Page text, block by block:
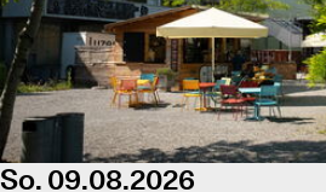
So. 09.08.2026